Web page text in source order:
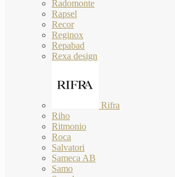
Radomonte
Rapsel
Recor
Reginox
Repabad
Rexa design
Rifra
Riho
Ritmonio
Roca
Salvatori
Sameca AB
Samo